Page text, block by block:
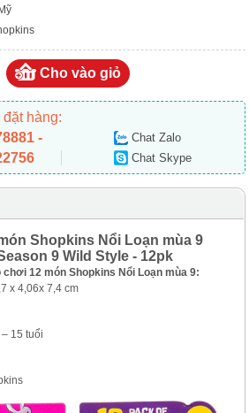
đặt hàng:
-
Chat Zalo
Chat Skype
Shopkins Nổi Loạn mùa 9
9 Wild Style - 12pk
12 món Shopkins Nổi Loạn mùa 9:
x 4,06x 7,4 cm
15 tuổi